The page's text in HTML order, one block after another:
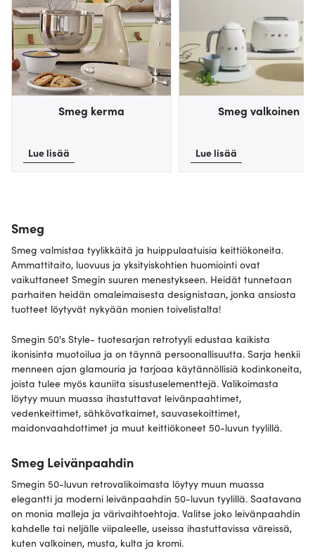
Smeg kerma
Lue lisää
Smeg valkoinen
Lue lisää
Smeg
Smeg valmistaa tyylikkäitä ja huippulaatuisia keittiökoneita.
Ammattitaito, luovuus ja yksityiskohtien huomiointi ovat
vaikuttaneet Smegin suuren menestykseen. Heidät tunnetaan
parhaiten heidän omaleimaisesta designistaan, jonka ansiosta
tuotteet löytyvät nykyään monien toivelistalta!
Smegin 50's Style- tuotesarjan retrotyyli edustaa kaikista
ikonisinta muotoilua ja on täynnä persoonallisuutta. Sarja henkii
menneen ajan glamouria ja tarjoaa käytännöllisiä kodinkoneita,
joista tulee myös kauniita sisustuselementtejä. Valikoimasta
löytyy muun muassa ihastuttavat leivänpaahtimet,
vedenkeittimet, sähkövatkaimet, sauvasekoittimet,
maidonvaahdottimet ja muut keittiökoneet 50-luvun tyylillä.
Smeg Leivänpaahdin
Smegin 50-luvun retrovalikoimasta löytyy muun muassa
elegantti ja moderni leivänpaahdin 50-luvun tyylillä. Saatavana
on monia malleja ja värivaihtoehtoja. Valitse joko leivänpaahdin
kahdelle tai neljälle viipaleelle, useissa ihastuttavissa väreissä,
kuten valkoinen, musta, kulta ja kromi.